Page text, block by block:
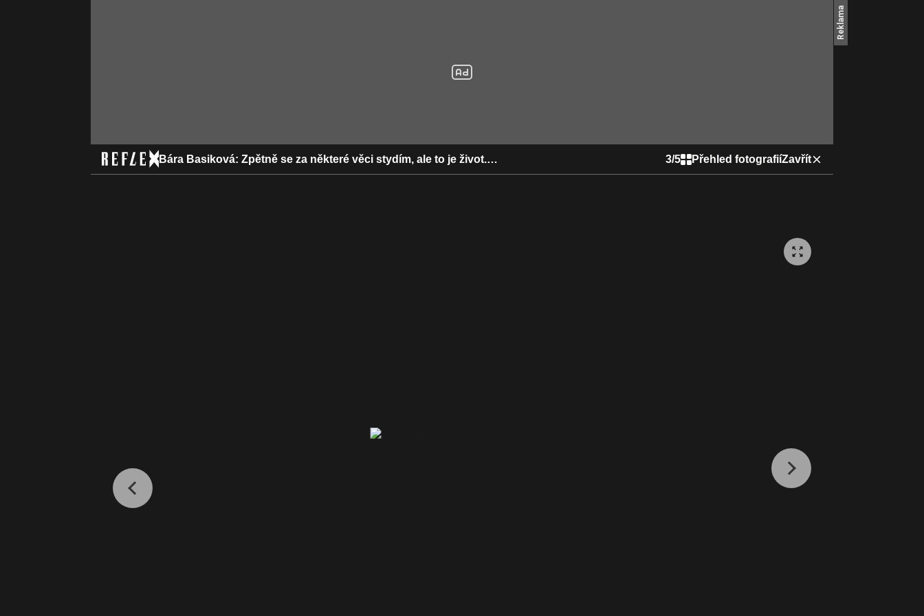
Bára Basiková: Zpětně se za některé věci stydím, ale to je život.… 3/5 Přehled fotografiíZavřít